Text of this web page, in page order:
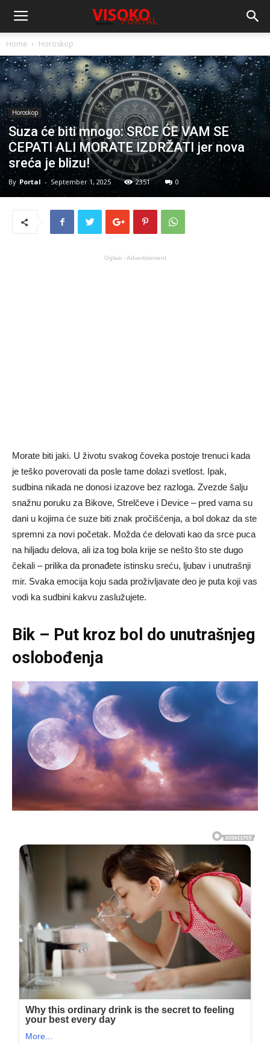
Home Horoskop
Horoskop
Suza će biti mnogo: SRCE ĆE VAM SE
CEPATI ALI MORATE IZDRŽATI jer nova
sreća je blizu!
By Portal - September 1, 2025 2351 0
Oglasi - Advertisement
Morate biti jaki. U životu svakog čoveka postoje trenuci kada
je teško poverovati da posle tame dolazi svetlost. Ipak,
sudbina nikada ne donosi izazove bez razloga. Zvezde šalju
snažnu poruku za Bikove, Strelčeve i Device – pred vama su
dani u kojima će suze biti znak pročišćenja, a bol dokaz da ste
spremni za novi početak. Možda će delovati kao da srce puca
na hiljadu delova, ali iza tog bola krije se nešto što ste dugo
čekali – prilika da pronađete istinsku sreću, ljubav i unutrašnji
mir. Svaka emocija koju sada proživljavate deo je puta koji vas
vodi ka sudbini kakvu zaslužujete.
Bik – Put kroz bol do unutrašnjeg
oslobođenja